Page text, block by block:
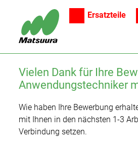
Ersatzteile
Suche
5-Achsen-
Additive Manufacturing
Anwendungen
Vielen Dank für Ihre
Anwendungstechniker
Wie haben Ihre Bewerbung
mit Ihnen in den nächsten 1-3
Verbindung setzen.